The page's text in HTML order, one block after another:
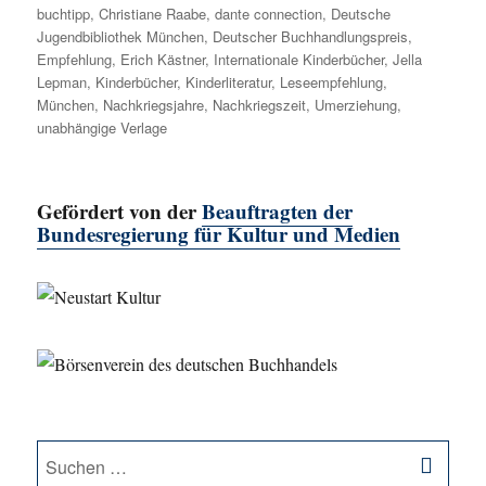
buchtipp,Christiane Raabe,dante connection, Deutsche
Jugendbibliothek München, Deutscher Buchhandlungspreis,
Empfehlung, Erich Kästner, Internationale Kinderbücher,Jella
Lepman, Kinderbücher, Kinderliteratur, Leseempfehlung,
München, Nachkriegsjahre, Nachkriegszeit, Umerziehung,
unabhängige Verlage
Gefördert von derBeauftragten der
Bundesregierung für Kultur und Medien
Suche